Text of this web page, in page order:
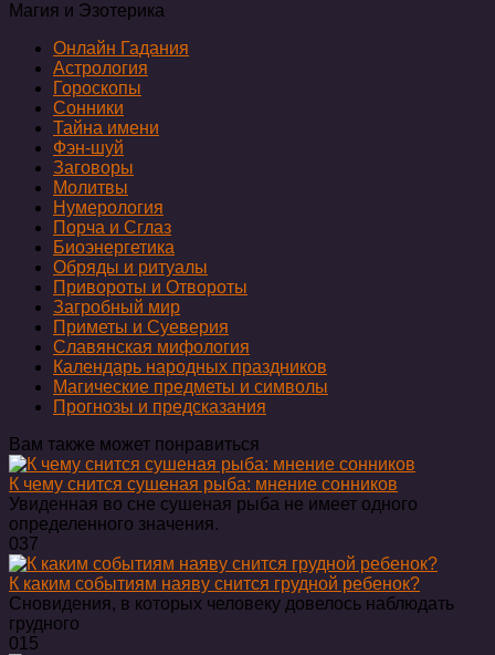
Магия и Эзотерика
Онлайн Гадания
Астрология
Гороскопы
Сонники
Тайна имени
Фэн-шуй
Заговоры
Молитвы
Нумерология
Порча и Сглаз
Биоэнергетика
Обряды и ритуалы
Привороты и Отвороты
Загробный мир
Приметы и Суеверия
Славянская мифология
Календарь народных праздников
Магические предметы и символы
Прогнозы и предсказания
Вам также может понравиться
К чему снится сушеная рыба: мнение сонников
Увиденная во сне сушеная рыба не имеет одного
определенного значения.
037
К каким событиям наяву снится грудной ребенок?
Сновидения, в которых человеку довелось наблюдать
грудного
015